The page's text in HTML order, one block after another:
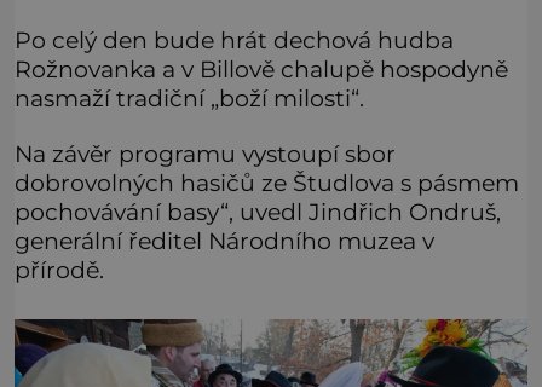
Po celý den bude hrát dechová hudba
Rožnovanka a v Billově chalupě hospodyně
nasmaží tradiční „boží milosti“.
Na závěr programu vystoupí sbor
dobrovolných hasičů ze Študlova s pásmem
pochovávání basy“, uvedl Jindřich Ondruš,
generální ředitel Národního muzea v
přírodě.